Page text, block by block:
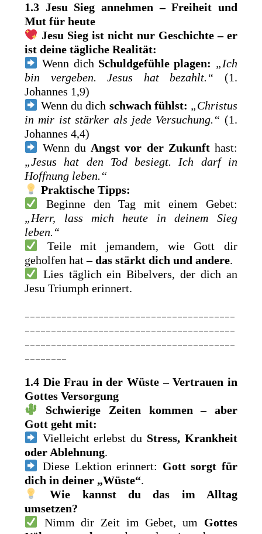
1.3 Jesu Sieg annehmen – Freiheit und
Mut für heute
Jesu Sieg ist nicht nur Geschichte – er
ist deine tägliche Realität:
Wenn dich Schuldgefühle plagen: „Ich
bin vergeben. Jesus hat bezahlt.“ (1.
Johannes 1,9)
Wenn du dich schwach fühlst: „Christus
in mir ist stärker als jede Versuchung.“ (1.
Johannes 4,4)
Wenn du Angst vor der Zukunfthast:
„Jesus hat den Tod besiegt. Ich darf in
Hoffnung leben.“
Praktische Tipps:
Beginne den Tag mit einem Gebet:
„Herr, lass mich heute in deinem Sieg
leben.“
Teile mit jemandem, wie Gott dir
geholfen hat –das stärkt dich und andere.
Lies täglich ein Bibelvers, der dich an
Jesu Triumph erinnert.
1.4 Die Frau in der Wüste – Vertrauen in
Gottes Versorgung
Schwierige Zeiten kommen – aber
Gott geht mit:
Vielleicht erlebst du Stress, Krankheit
oder Ablehnung.
Diese Lektion erinnert: Gott sorgt für
dich in deiner „Wüste“.
Wie kannst du das im Alltag
umsetzen?
Nimm dir Zeit im Gebet, um Gottes